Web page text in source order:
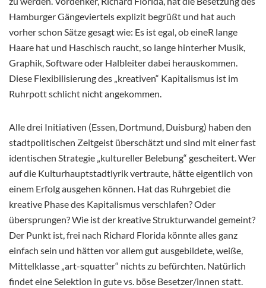
Hamburger Gängeviertels explizit begrüßt und hat auch
vorher schon Sätze gesagt wie: Es ist egal, ob eineR lange
Haare hat und Haschisch raucht, so lange hinterher Musik,
Graphik, Software oder Halbleiter dabei herauskommen.
Diese Flexibilisierung des „kreativen“ Kapitalismus ist im
Ruhrpott schlicht nicht angekommen.
Alle drei Initiativen (Essen, Dortmund, Duisburg) haben den
stadtpolitischen Zeitgeist überschätzt und sind mit einer fast
identischen Strategie „kultureller Belebung“ gescheitert. Wer
auf die Kulturhauptstadtlyrik vertraute, hätte eigentlich von
einem Erfolg ausgehen können. Hat das Ruhrgebiet die
kreative Phase des Kapitalismus verschlafen? Oder
übersprungen? Wie ist der kreative Strukturwandel gemeint?
Der Punkt ist, frei nach Richard Florida könnte alles ganz
einfach sein und hätten vor allem gut ausgebildete, weiße,
Mittelklasse „art-squatter“ nichts zu befürchten. Natürlich
findet eine Selektion in gute vs. böse Besetzer/innen statt.